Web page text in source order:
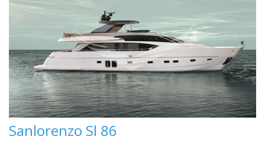
Sanlorenzo Sl 86